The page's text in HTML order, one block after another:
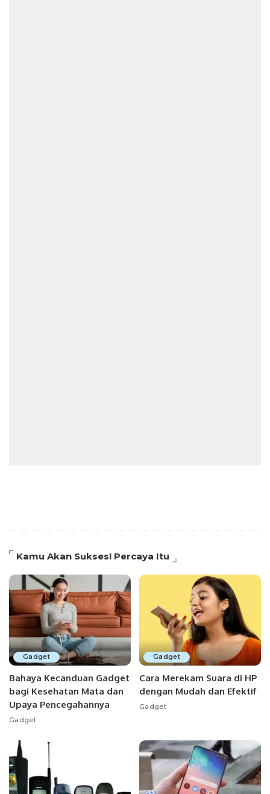
Kamu Akan Sukses! Percaya Itu
Gadget
Bahaya Kecanduan Gadget
bagi Kesehatan Mata dan
Upaya Pencegahannya
Gadget
Gadget
Cara Merekam Suara di HP
dengan Mudah dan Efektif
Gadget